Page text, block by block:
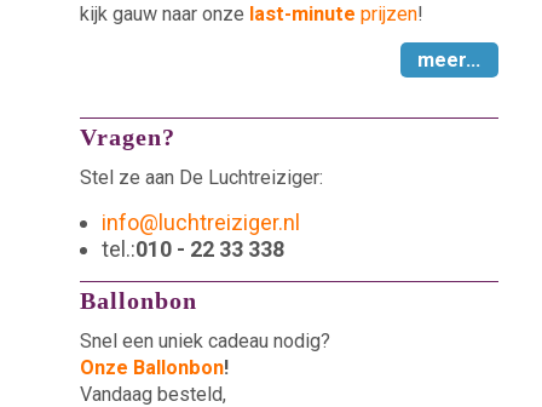
kijk gauw naar onze last-minute prijzen!
meer...
Vragen?
Stel ze aan De Luchtreiziger:
info@luchtreiziger.nl
tel.:010 - 22 33 338
Ballonbon
Snel een uniek cadeau nodig?
Onze Ballonbon!
Vandaag besteld,